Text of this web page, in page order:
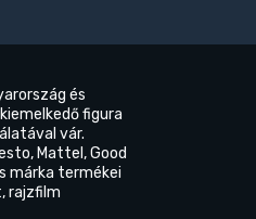
és
figura
vár.
Mattel, Good
márka termékei
rajzfilm